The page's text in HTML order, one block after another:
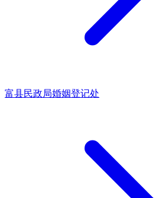
富县民政局婚姻登记处